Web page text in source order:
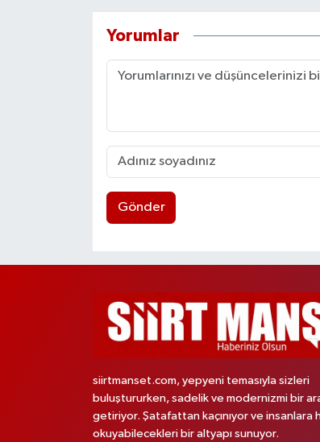
Yorumlar
Gönder
siirtmanset.com, yepyeni temasıyla sizleri
buluştururken, sadelik ve modernizmi bir
getiriyor. Şatafattan kaçınıyor ve insanlara
okuyabilecekleri bir altyapı sunuyor.